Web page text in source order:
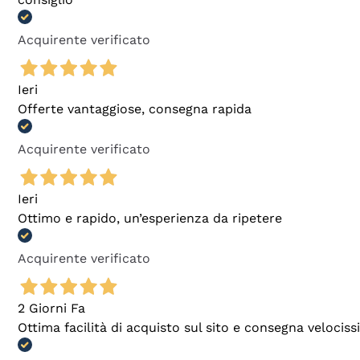
Acquirente verificato
Ieri
Offerte vantaggiose, consegna rapida
Acquirente verificato
Ieri
Ottimo e rapido, un’esperienza da ripetere
Acquirente verificato
2 Giorni Fa
Ottima facilità di acquisto sul sito e consegna